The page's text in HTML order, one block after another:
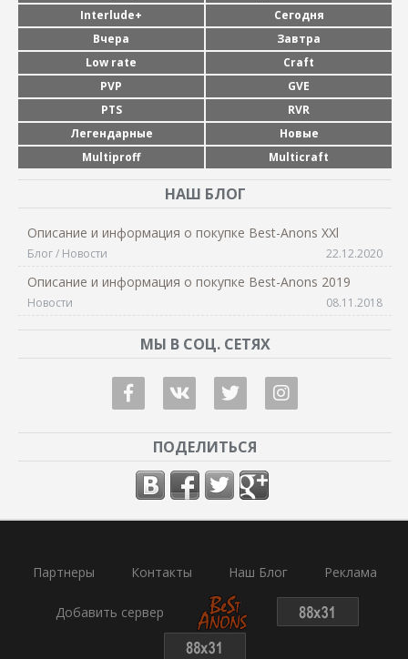
Interlude+
Сегодня
Вчера
Завтра
Low rate
Craft
PVP
GVE
PTS
RVR
Легендарные
Новые
Multiproff
Multicraft
НАШ БЛОГ
Описание и информация о покупке Best-Anons XXl
Блог / Новости 22.12.2020
Описание и информация о покупке Best-Anons 2019
Новости 08.11.2018
МЫ В СОЦ. СЕТЯХ
ПОДЕЛИТЬСЯ
Партнеры Контакты Наш Блог Реклама
Добавить сервер